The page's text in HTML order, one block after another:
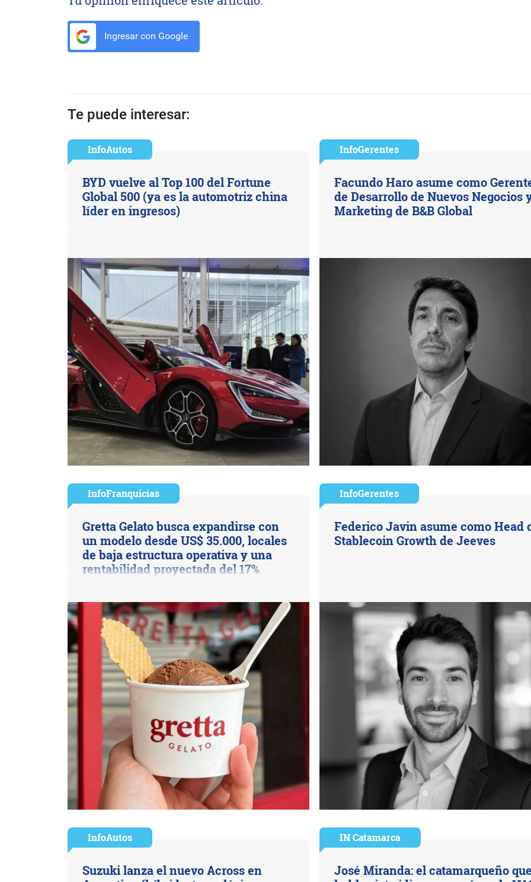
Ingresar con Google
Te puede interesar:
InfoAutos
BYD vuelve al Top 100 del Fortune
Global 500 (ya es la automotriz china
líder en ingresos)
InfoGerentes
Facundo Haro asume como
de Desarrollo de Nuevos Negocios
Marketing de B&B Global
InfoFranquicias
Gretta Gelato busca expandirse con
un modelo desde US$ 35.000, locales
de baja estructura operativa y una
rentabilidad proyectada del 17%
InfoGerentes
Federico Javin asume como Head
Stablecoin Growth de Jeeves
InfoAutos
Suzuki lanza el nuevo Across en
IN Catamarca
José Miranda: el catamarqueño